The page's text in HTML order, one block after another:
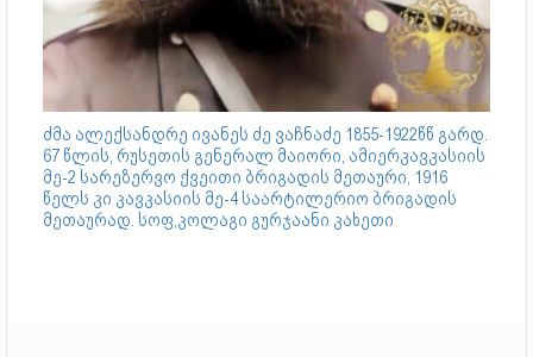
ძმა ალექსანდრე ივანეს ძე ვაჩნაძე 1855-1922წწ გარდ.
67 წლის, რუსეთის გენერალ მაიორი, ამიერკავკასიის
მე-2 სარეზერვო ქვეითი ბრიგადის მეთაური, 1916
წელს კი კავკასიის მე-4 საარტილერიო ბრიგადის
მეთაურად. სოფ,კოლაგი გურჯაანი კახეთი